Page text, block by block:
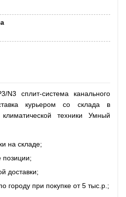
N3 сплит-система канального
курьером со склада в
техники Умный
на складе;
позиции;
доставки;
городу при покупке от 5 тыс.р.;